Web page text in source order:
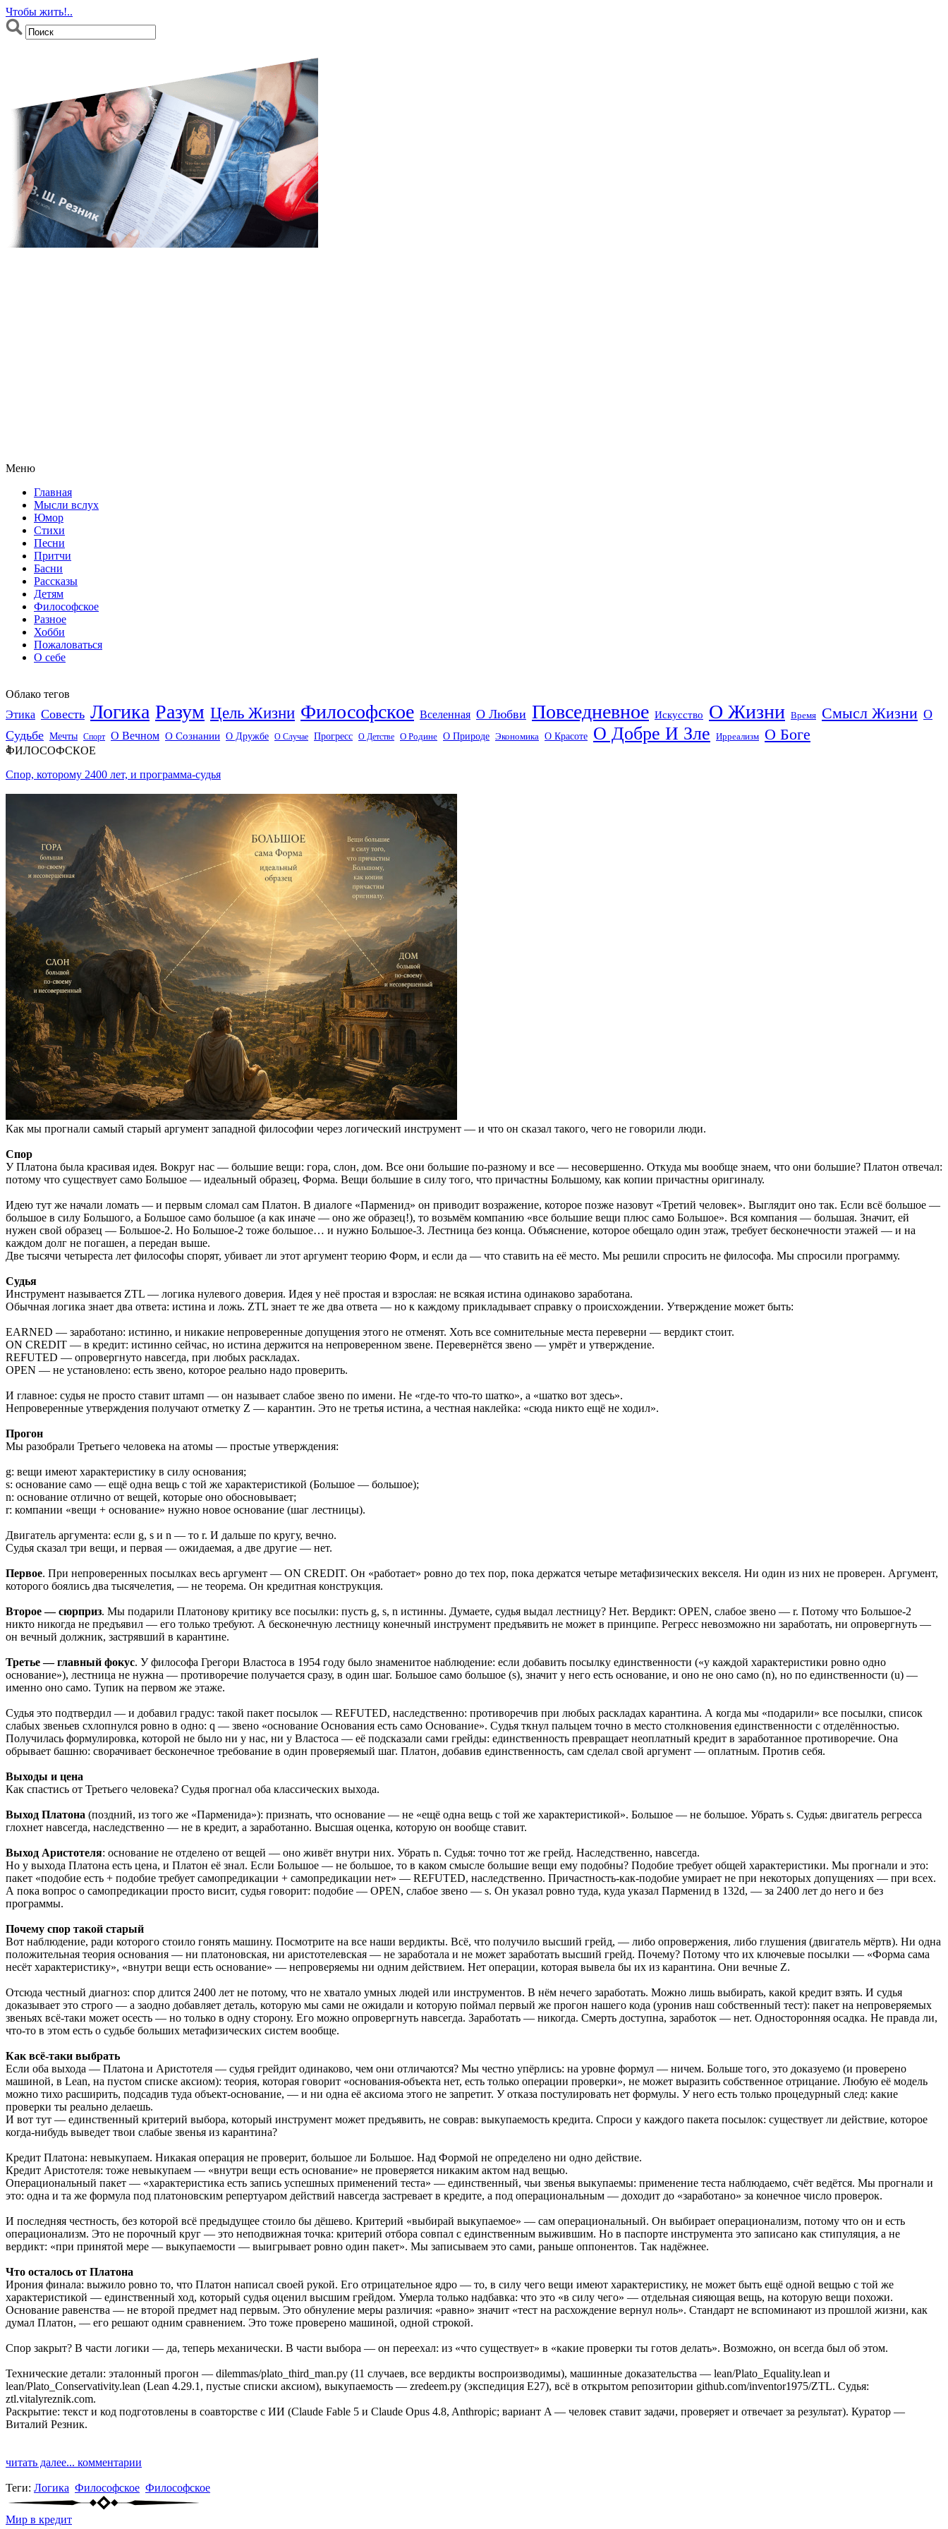
Чтобы жить!..
Меню
Главная
Мысли вслух
Юмор
Стихи
Песни
Притчи
Басни
Рассказы
Детям
Философское
Разное
Хобби
Пожаловаться
О себе
Облако тегов
Этика Совесть Логика Разум Цель Жизни Философское Вселенная О Любви Повседневное Искусство О Жизни Время Смысл Жизни О
Судьбе Мечты Спорт О Вечном О Сознании О Дружбе О Случае Прогресс О Детстве О Родине О Природе Экономика О Красоте О Добре И Зле Ирреализм О Боге
ФИЛОСОФСКОЕ
1
Спор, которому 2400 лет, и программа-судья
Как мы прогнали самый старый аргумент западной философии через логический инструмент — и что он сказал такого, чего не говорили люди.
Спор
У Платона была красивая идея. Вокруг нас — большие вещи: гора, слон, дом. Все они большие по-разному и все — несовершенно. Откуда мы вообще знаем, что они большие? Платон отвечал:
потому что существует само Большое — идеальный образец, Форма. Вещи большие в силу того, что причастны Большому, как копии причастны оригиналу.
Идею тут же начали ломать — и первым сломал сам Платон. В диалоге «Парменид» он приводит возражение, которое позже назовут «Третий человек». Выглядит оно так. Если всё большое —
большое в силу Большого, а Большое само большое (а как иначе — оно же образец!), то возьмём компанию «все большие вещи плюс само Большое». Вся компания — большая. Значит, ей
нужен свой образец — Большое-2. Но Большое-2 тоже большое… и нужно Большое-3. Лестница без конца. Объяснение, которое обещало один этаж, требует бесконечности этажей — и на
каждом долг не погашен, а передан выше.
Две тысячи четыреста лет философы спорят, убивает ли этот аргумент теорию Форм, и если да — что ставить на её место. Мы решили спросить не философа. Мы спросили программу.
Судья
Инструмент называется ZTL — логика нулевого доверия. Идея у неё простая и взрослая: не всякая истина одинаково заработана.
Обычная логика знает два ответа: истина и ложь. ZTL знает те же два ответа — но к каждому прикладывает справку о происхождении. Утверждение может быть:
EARNED — заработано: истинно, и никакие непроверенные допущения этого не отменят. Хоть все сомнительные места переверни — вердикт стоит.
ON CREDIT — в кредит: истинно сейчас, но истина держится на непроверенном звене. Перевернётся звено — умрёт и утверждение.
REFUTED — опровергнуто навсегда, при любых раскладах.
OPEN — не установлено: есть звено, которое реально надо проверить.
И главное: судья не просто ставит штамп — он называет слабое звено по имени. Не «где-то что-то шатко», а «шатко вот здесь».
Непроверенные утверждения получают отметку Z — карантин. Это не третья истина, а честная наклейка: «сюда никто ещё не ходил».
Прогон
Мы разобрали Третьего человека на атомы — простые утверждения:
g: вещи имеют характеристику в силу основания;
s: основание само — ещё одна вещь с той же характеристикой (Большое — большое);
n: основание отлично от вещей, которые оно обосновывает;
r: компании «вещи + основание» нужно новое основание (шаг лестницы).
Двигатель аргумента: если g, s и n — то r. И дальше по кругу, вечно.
Судья сказал три вещи, и первая — ожидаемая, а две другие — нет.
Первое. При непроверенных посылках весь аргумент — ON CREDIT. Он «работает» ровно до тех пор, пока держатся четыре метафизических векселя. Ни один из них не проверен. Аргумент,
которого боялись два тысячелетия, — не теорема. Он кредитная конструкция.
Второе — сюрприз. Мы подарили Платонову критику все посылки: пусть g, s, n истинны. Думаете, судья выдал лестницу? Нет. Вердикт: OPEN, слабое звено — r. Потому что Большое-2
никто никогда не предъявил — его только требуют. А бесконечную лестницу конечный инструмент предъявить не может в принципе. Регресс невозможно ни заработать, ни опровергнуть —
он вечный должник, застрявший в карантине.
Третье — главный фокус. У философа Грегори Властоса в 1954 году было знаменитое наблюдение: если добавить посылку единственности («у каждой характеристики ровно одно
основание»), лестница не нужна — противоречие получается сразу, в один шаг. Большое само большое (s), значит у него есть основание, и оно не оно само (n), но по единственности (u) —
именно оно само. Тупик на первом же этаже.
Судья это подтвердил — и добавил градус: такой пакет посылок — REFUTED, наследственно: противоречив при любых раскладах карантина. А когда мы «подарили» все посылки, список
слабых звеньев схлопнулся ровно в одно: q — звено «основание Основания есть само Основание». Судья ткнул пальцем точно в место столкновения единственности с отделённостью.
Получилась формулировка, которой не было ни у нас, ни у Властоса — её подсказали сами грейды: единственность превращает неоплатный кредит в заработанное противоречие. Она
обрывает башню: сворачивает бесконечное требование в один проверяемый шаг. Платон, добавив единственность, сам сделал свой аргумент — оплатным. Против себя.
Выходы и цена
Как спастись от Третьего человека? Судья прогнал оба классических выхода.
Выход Платона (поздний, из того же «Парменида»): признать, что основание — не «ещё одна вещь с той же характеристикой». Большое — не большое. Убрать s. Судья: двигатель регресса
глохнет навсегда, наследственно — не в кредит, а заработанно. Высшая оценка, которую он вообще ставит.
Выход Аристотеля: основание не отделено от вещей — оно живёт внутри них. Убрать n. Судья: точно тот же грейд. Наследственно, навсегда.
Но у выхода Платона есть цена, и Платон её знал. Если Большое — не большое, то в каком смысле большие вещи ему подобны? Подобие требует общей характеристики. Мы прогнали и это:
пакет «подобие есть + подобие требует самопредикации + самопредикации нет» — REFUTED, наследственно. Причастность-как-подобие умирает не при некоторых допущениях — при всех.
А пока вопрос о самопредикации просто висит, судья говорит: подобие — OPEN, слабое звено — s. Он указал ровно туда, куда указал Парменид в 132d, — за 2400 лет до него и без
программы.
Почему спор такой старый
Вот наблюдение, ради которого стоило гонять машину. Посмотрите на все наши вердикты. Всё, что получило высший грейд, — либо опровержения, либо глушения (двигатель мёртв). Ни одна
положительная теория основания — ни платоновская, ни аристотелевская — не заработала и не может заработать высший грейд. Почему? Потому что их ключевые посылки — «Форма сама
несёт характеристику», «внутри вещи есть основание» — непроверяемы ни одним действием. Нет операции, которая вывела бы их из карантина. Они вечные Z.
Отсюда честный диагноз: спор длится 2400 лет не потому, что не хватало умных людей или инструментов. В нём нечего заработать. Можно лишь выбирать, какой кредит взять. И судья
доказывает это строго — а заодно добавляет деталь, которую мы сами не ожидали и которую поймал первый же прогон нашего кода (уронив наш собственный тест): пакет на непроверяемых
звеньях всё-таки может осесть — но только в одну сторону. Его можно опровергнуть навсегда. Заработать — никогда. Смерть доступна, заработок — нет. Односторонняя осадка. Не правда ли,
что-то в этом есть о судьбе больших метафизических систем вообще.
Как всё-таки выбрать
Если оба выхода — Платона и Аристотеля — судья грейдит одинаково, чем они отличаются? Мы честно упёрлись: на уровне формул — ничем. Больше того, это доказуемо (и проверено
машиной, в Lean, на пустом списке аксиом): теория, которая говорит «основания-объекта нет, есть только операции проверки», не может выразить собственное отрицание. Любую её модель
можно тихо расширить, подсадив туда объект-основание, — и ни одна её аксиома этого не запретит. У отказа постулировать нет формулы. У него есть только процедурный след: какие
проверки ты реально делаешь.
И вот тут — единственный критерий выбора, который инструмент может предъявить, не соврав: выкупаемость кредита. Спроси у каждого пакета посылок: существует ли действие, которое
когда-нибудь выведет твои слабые звенья из карантина?
Кредит Платона: невыкупаем. Никакая операция не проверит, большое ли Большое. Над Формой не определено ни одно действие.
Кредит Аристотеля: тоже невыкупаем — «внутри вещи есть основание» не проверяется никаким актом над вещью.
Операциональный пакет — «характеристика есть запись успешных применений теста» — единственный, чьи звенья выкупаемы: применение теста наблюдаемо, счёт ведётся. Мы прогнали и
это: одна и та же формула под платоновским репертуаром действий навсегда застревает в кредите, а под операциональным — доходит до «заработано» за конечное число проверок.
И последняя честность, без которой всё предыдущее стоило бы дёшево. Критерий «выбирай выкупаемое» — сам операциональный. Он выбирает операционализм, потому что он и есть
операционализм. Это не порочный круг — это неподвижная точка: критерий отбора совпал с единственным выжившим. Но в паспорте инструмента это записано как стипуляция, а не
вердикт: «при принятой мере — выкупаемости — выигрывает ровно один пакет». Мы записываем это сами, раньше оппонентов. Так надёжнее.
Что осталось от Платона
Ирония финала: выжило ровно то, что Платон написал своей рукой. Его отрицательное ядро — то, в силу чего вещи имеют характеристику, не может быть ещё одной вещью с той же
характеристикой — единственный ход, который судья оценил высшим грейдом. Умерла только надбавка: что это «в силу чего» — отдельная сияющая вещь, на которую вещи похожи.
Основание равенства — не второй предмет над первым. Это обнуление меры различия: «равно» значит «тест на расхождение вернул ноль». Стандарт не вспоминают из прошлой жизни, как
думал Платон, — его решают одним сравнением. Это тоже проверено машиной, одной строкой.
Спор закрыт? В части логики — да, теперь механически. В части выбора — он переехал: из «что существует» в «какие проверки ты готов делать». Возможно, он всегда был об этом.
Технические детали: эталонный прогон — dilemmas/plato_third_man.py (11 случаев, все вердикты воспроизводимы), машинные доказательства — lean/Plato_Equality.lean и
lean/Plato_Conservativity.lean (Lean 4.29.1, пустые списки аксиом), выкупаемость — zredeem.py (экспедиция E27), всё в открытом репозитории github.com/inventor1975/ZTL. Судья:
ztl.vitalyreznik.com.
Раскрытие: текст и код подготовлены в соавторстве с ИИ (Claude Fable 5 и Claude Opus 4.8, Anthropic; вариант A — человек ставит задачи, проверяет и отвечает за результат). Куратор —
Виталий Резник.
читать далее... комментарии
Теги: Логика Философское Философское
Мир в кредит